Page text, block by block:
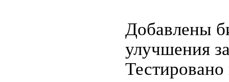
Добавлены
улучшения
Тестировано